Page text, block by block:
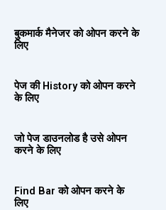
बुकमार्क मैनेजर को ओपन करने के
लिए
पेज की History को ओपन करने
के लिए
जो पेज डाउनलोड है उसे ओपन
करने के लिए
Find Bar को ओपन करने के
लिए